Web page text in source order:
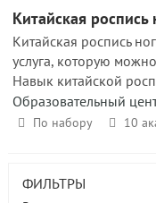
Китайская роспись
Китайская роспись
услуга, которую
Навык китайской
Образовательный
По набору 10
ФИЛЬТРЫ